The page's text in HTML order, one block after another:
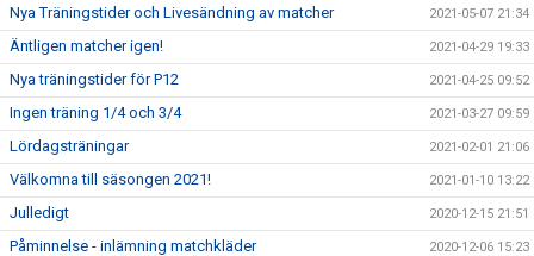
Nya Träningstider och Livesändning av matcher 2021-05-07 21:34
Äntligen matcher igen! 2021-04-29 19:33
Nya träningstider för P12 2021-04-25 09:52
Ingen träning 1/4 och 3/4 2021-03-27 09:59
Lördagsträningar 2021-02-01 21:06
Välkomna till säsongen 2021! 2021-01-10 13:22
Julledigt 2020-12-15 21:51
Påminnelse - inlämning matchkläder 2020-12-06 15:23